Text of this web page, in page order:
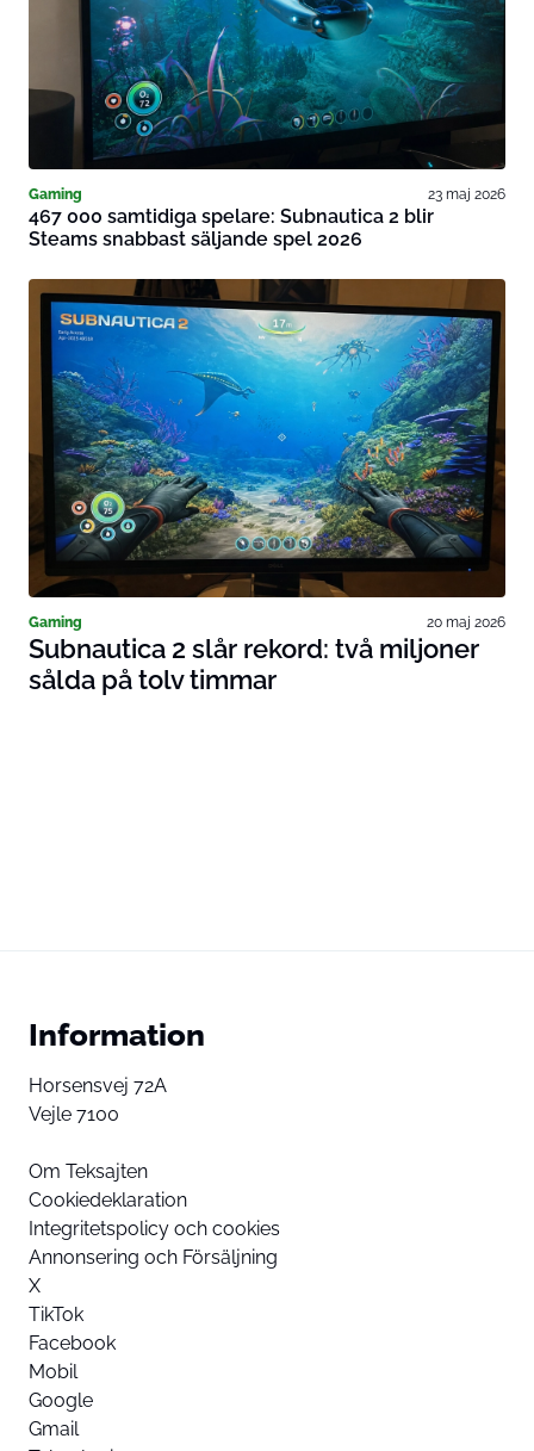
Gaming 23 maj 2026
467 000 samtidiga spelare: Subnautica 2 blir
Steams snabbast säljande spel 2026
Gaming 20 maj 2026
Subnautica 2 slår rekord: två miljoner
sålda på tolv timmar
Information
Horsensvej 72A
Vejle 7100
Om Teksajten
Cookiedeklaration
Integritetspolicy och cookies
Annonsering och Försäljning
X
TikTok
Facebook
Mobil
Google
Gmail